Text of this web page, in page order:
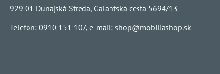
929 01 Dunajská Streda, Galantská cesta 5694/13
Telefón: 0910 151 107, e-mail: shop@mobiliashop.sk